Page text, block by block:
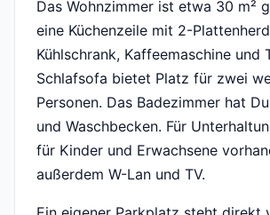
Das Wohnzimmer ist etwa 30 m²
eine Küchenzeile mit 2-
Kühlschrank, Kaffeemaschine und
Schlafsofa bietet Platz für zwei
Personen. Das Badezimmer hat
und Waschbecken. Für
für Kinder und Erwachsene
außerdem W-Lan und TV.